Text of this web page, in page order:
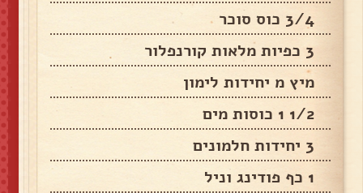
3/4 כוס סוכר
3 כפיות מלאות קורנפלור
מיץ מ יחידות לימון
1/2 1 כוסות מים
3 יחידות חלמונים
1 כף פודינג וניל